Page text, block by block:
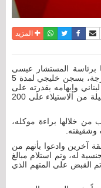
الموضوع
أرسل الى صديق
فيسبوكتويترواتسابالمزيد
برئاسة المستشار عيسى
الكعبي وأمانة سر حمد بوشليبي حكم أول درجة، بسجن خليجي لمدة 5
وإيهامه بقدرته على
جلب الجنسية البحرينية له، وتمكن بتلك الوسيلة من الاستيلاء على 200
خلالها براءة موكله،
وشقيقته.
آخرين وادعوا بأنهم من
له، وتم استلام مبالغ
القبض على المتهم الذي